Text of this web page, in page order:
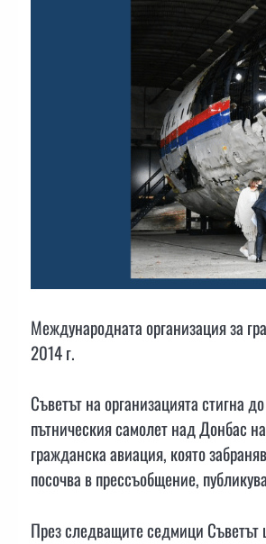
Международната организация за
2014 г.
Съветът на организацията стигна
пътническия самолет над Донбас
гражданска авиация, която
посочва в прессъобщение,
През следващите седмици Съветът